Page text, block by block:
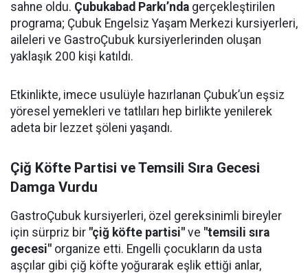
sahne oldu. Çubukabad Parkı’nda gerçekleştirilen
programa; Çubuk Engelsiz Yaşam Merkezi kursiyerleri,
aileleri ve GastroÇubuk kursiyerlerinden oluşan
yaklaşık 200 kişi katıldı.
Etkinlikte, imece usulüyle hazırlanan Çubuk’un eşsiz
yöresel yemekleri ve tatlıları hep birlikte yenilerek
adeta bir lezzet şöleni yaşandı.
Çiğ Köfte Partisi ve Temsili Sıra Gecesi
Damga Vurdu
GastroÇubuk kursiyerleri, özel gereksinimli bireyler
için sürpriz bir "çiğ köfte partisi" ve "temsili sıra
gecesi" organize etti. Engelli çocukların da usta
aşçılar gibi çiğ köfte yoğurarak eşlik ettiği anlar,